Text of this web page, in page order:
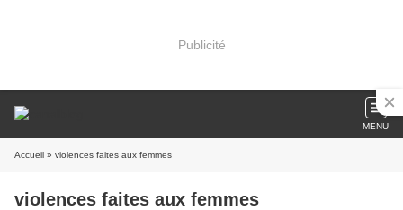
Publicité
MENU
Accueil » violences faites aux femmes
violences faites aux femmes